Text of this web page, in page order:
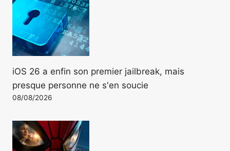
iOS 26 a enfin son premier jailbreak, mais
presque personne ne s'en soucie
08/08/2026